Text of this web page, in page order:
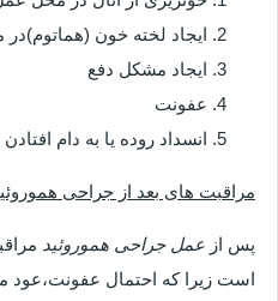
ایجاد لخته خون
ایجاد مشکل دفع
عفونت
انسداد روده یا به دام
مراقبت های بعد از جراحی
پس از عمل جراحی هموروئید
است زیرا که احتمال عفونت،عود